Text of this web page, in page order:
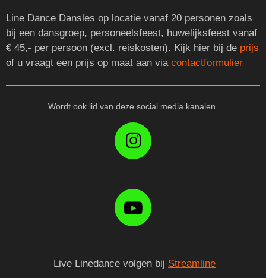
Line Dance Dansles op locatie vanaf 20 personen zoals
bij een dansgroep, personeelsfeest, huwelijksfeest vanaf
€ 45,- per persoon (excl. reiskosten). Kijk hier bij de prijs
of u vraagt een prijs op maat aan via contactformulier
Wordt ook lid van deze social media kanalen
I
T
A
R
A
Y
T
Live Linedance volgen bij Streamline